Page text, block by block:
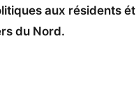
aux résidents
du Nord.